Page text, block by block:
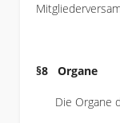
§8 Organe
Die Organe